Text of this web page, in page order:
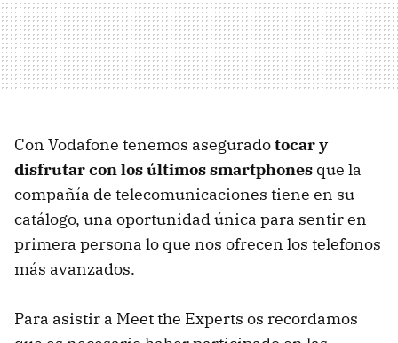
Con Vodafone tenemos aseguradotocar y
disfrutar con los últimos smartphones que la
compañía de telecomunicaciones tiene en su
catálogo, una oportunidad única para sentir en
primera persona lo que nos ofrecen los telefonos
más avanzados.
Para asistir a Meet the Experts os recordamos